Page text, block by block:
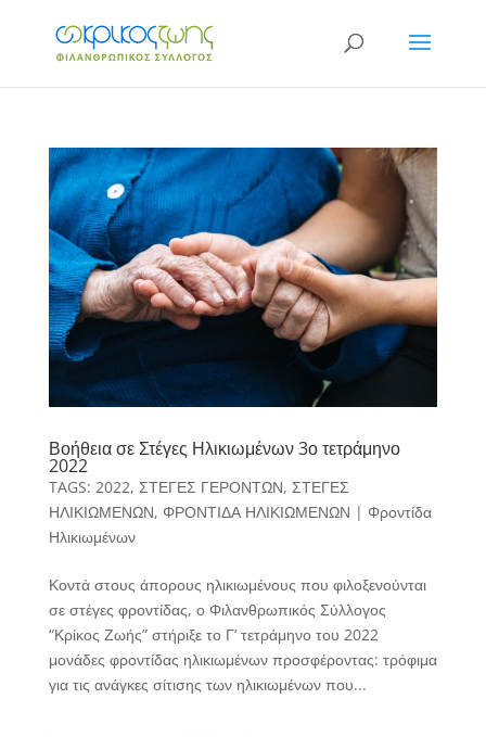
Βοήθεια σε Στέγες Ηλικιωμένων 3ο τετράμηνο
2022
TAGS: 2022, ΣΤΕΓΕΣ ΓΕΡΟΝΤΩΝ, ΣΤΕΓΕΣ
ΗΛΙΚΙΩΜΕΝΩΝ, ΦΡΟΝΤΙΔΑ ΗΛΙΚΙΩΜΕΝΩΝ | Φροντίδα
Ηλικιωμένων
Κοντά στους άπορους ηλικιωμένους που φιλοξενούνται
σε στέγες φροντίδας, ο Φιλανθρωπικός Σύλλογος
“Κρίκος Ζωής” στήριξε το Γ’ τετράμηνο του 2022
μονάδες φροντίδας ηλικιωμένων προσφέροντας: τρόφιμα
για τις ανάγκες σίτισης των ηλικιωμένων που...